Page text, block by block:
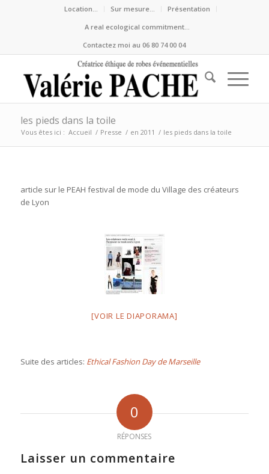
Location… Sur mesure…
Présentation
A real ecological commitment…
Contactez moi au 06 80 74 00 04
les pieds dans la toile
Vous êtes ici : Accueil / Presse / en 2011 / les pieds dans la toile
article sur le PEAH festival de mode du Village des créateurs
de Lyon
[VOIR LE DIAPORAMA]
Suite des articles: Ethical Fashion Day de Marseille
0
RÉPONSES
Laisser un commentaire